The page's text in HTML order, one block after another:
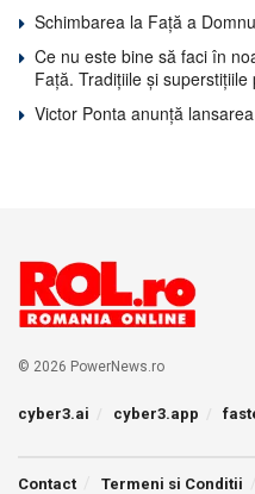
Schimbarea la Față a
Ce nu este bine să faci în
Față. Tradițiile și
Victor Ponta anunță
© 2026 PowerNews.ro
cyber3.ai cyber3.app
Contact Termeni si Conditii